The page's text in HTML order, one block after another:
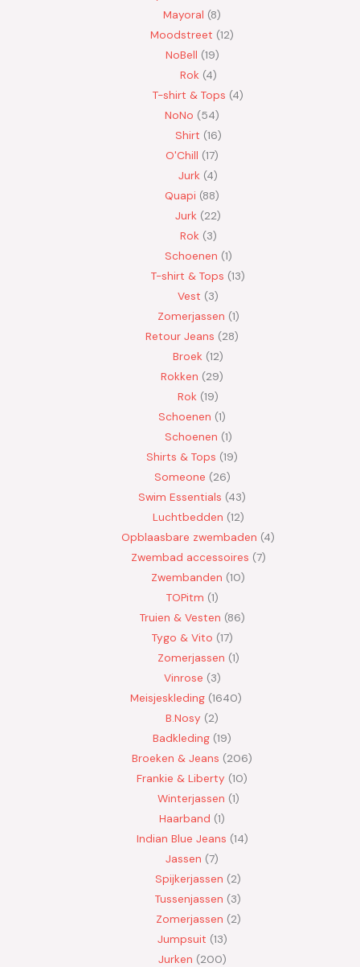
Mayoral 8
Moodstreet 12
NoBell 19
Rok 4
T-shirt & Tops 4
NoNo
54
Shirt 16
O'Chill 17
Jurk 4
Quapi 88
Jurk
22
Rok 3
Schoenen 1
T-shirt & Tops 13
Vest
3
Zomerjassen 1
Retour Jeans
28
Broek 12
Rokken
29
Rok 19
Schoenen 1
Schoenen 1
Shirts & Tops 19
Someone 26
Swim Essentials 43
Luchtbedden 12
Opblaasbare zwembaden 4
Zwembad accessoires 7
Zwembanden 10
TOPitm 1
Truien & Vesten 86
Tygo & Vito 17
Zomerjassen 1
Vinrose 3
Meisjeskleding 1640
B.Nosy
2
Badkleding 19
Broeken & Jeans
206
Frankie & Liberty 10
Winterjassen 1
Haarband 1
Indian Blue Jeans 14
Jassen 7
Spijkerjassen
2
Tussenjassen
3
Zomerjassen 2
Jumpsuit 13
Jurken 200